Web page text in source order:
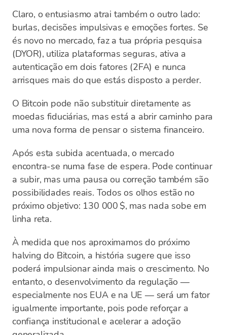
Claro, o entusiasmo atrai também o outro lado:
burlas, decisões impulsivas e emoções fortes. Se
és novo no mercado, faz a tua própria pesquisa
(DYOR), utiliza plataformas seguras, ativa a
autenticação em dois fatores (2FA) e nunca
arrisques mais do que estás disposto a perder.
O Bitcoin pode não substituir diretamente as
moedas fiduciárias, mas está a abrir caminho para
uma nova forma de pensar o sistema financeiro.
Após esta subida acentuada, o mercado
encontra-se numa fase de espera. Pode continuar
a subir, mas uma pausa ou correção também são
possibilidades reais. Todos os olhos estão no
próximo objetivo: 130 000 $, mas nada sobe em
linha reta.
À medida que nos aproximamos do próximo
halving do Bitcoin, a história sugere que isso
poderá impulsionar ainda mais o crescimento. No
entanto, o desenvolvimento da regulação —
especialmente nos EUA e na UE — será um fator
igualmente importante, pois pode reforçar a
confiança institucional e acelerar a adoção